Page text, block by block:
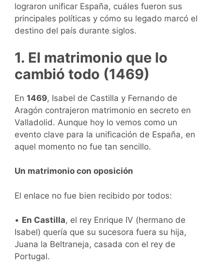
lograron unificar España, cuáles fueron sus
principales políticas y cómo su legado marcó el
destino del país durante siglos.
1. El matrimonio que lo
cambió todo (1469)
En 1469, Isabel de Castilla y Fernando de
Aragón contrajeron matrimonio en secreto en
Valladolid. Aunque hoy lo vemos como un
evento clave para la unificación de España, en
aquel momento no fue tan sencillo.
Un matrimonio con oposición
El enlace no fue bien recibido por todos:
• En Castilla, el rey Enrique IV (hermano de
Isabel) quería que su sucesora fuera su hija,
Juana la Beltraneja, casada con el rey de
Portugal.